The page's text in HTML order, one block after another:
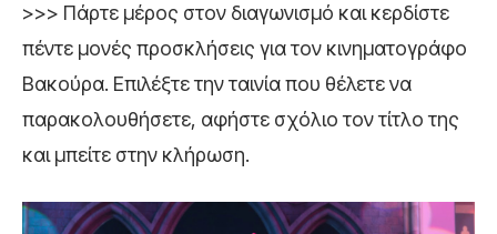
>>> Πάρτε μέρος στον διαγωνισμό και κερδίστε
πέντε μονές προσκλήσεις για τον κινηματογράφο
Βακούρα. Επιλέξτε την ταινία που θέλετε να
παρακολουθήσετε, αφήστε σχόλιο τον τίτλο της
και μπείτε στην κλήρωση.